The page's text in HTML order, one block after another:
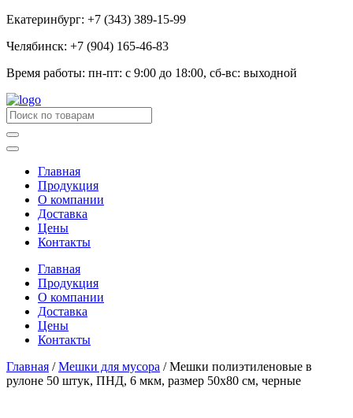
Екатеринбург: +7 (343) 389-15-99
Челябинск: +7 (904) 165-46-83
Время работы: пн-пт: с 9:00 до 18:00, сб-вс: выходной
Главная
Продукция
О компании
Доставка
Цены
Контакты
Главная
Продукция
О компании
Доставка
Цены
Контакты
Главная /Мешки для мусора / Мешки полиэтиленовые в
рулоне 50 штук, ПНД, 6 мкм, размер 50х80 см, черные